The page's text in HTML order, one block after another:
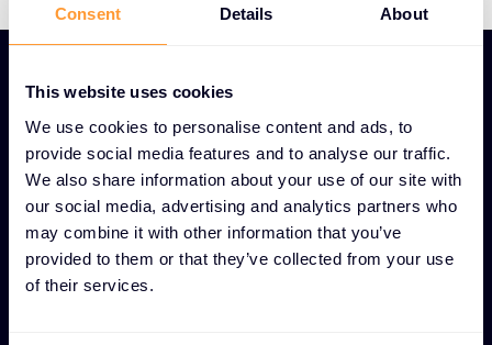
Consent Details About
This website uses cookies
We use cookies to personalise content and ads, to
provide social media features and to analyse our traffic.
We also share information about your use of our site with
our social media, advertising and analytics partners who
may combine it with other information that you’ve
provided to them or that they’ve collected from your use
of their services.
CARACTÉRISTIQUES UNIQUES DES PROGRAMMES DE
FIDÉLISATION DE LA CLIENTÈLE
Des programmes de
fidélisation axés sur la